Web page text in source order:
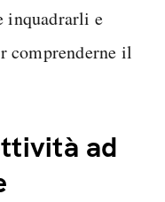
inquadrarli e
comprenderne il
ad